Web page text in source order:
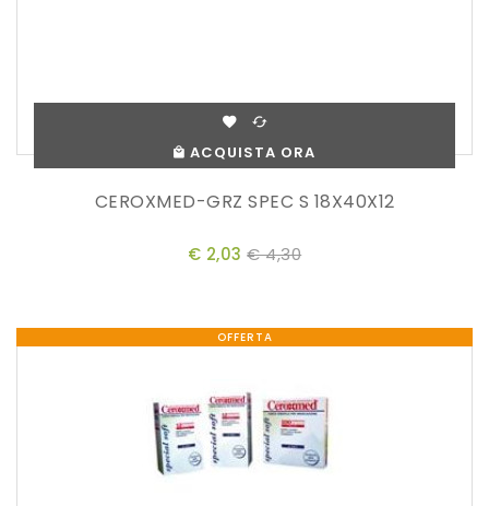
ACQUISTA ORA
CEROXMED-GRZ SPEC S 18X40X12
€ 2,03 € 4,30
OFFERTA